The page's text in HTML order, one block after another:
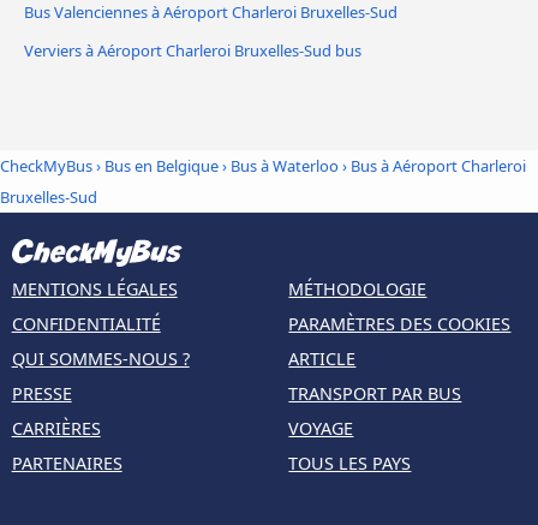
Bus Valenciennes à Aéroport Charleroi Bruxelles-Sud
Verviers à Aéroport Charleroi Bruxelles-Sud bus
CheckMyBus› Bus en Belgique› Bus à Waterloo› Bus à Aéroport Charleroi
Bruxelles-Sud
MENTIONS LÉGALES
CONFIDENTIALITÉ
QUI SOMMES-NOUS ?
PRESSE
CARRIÈRES
PARTENAIRES
MÉTHODOLOGIE
PARAMÈTRES DES COOKIES
ARTICLE
TRANSPORT PAR BUS
VOYAGE
TOUS LES PAYS